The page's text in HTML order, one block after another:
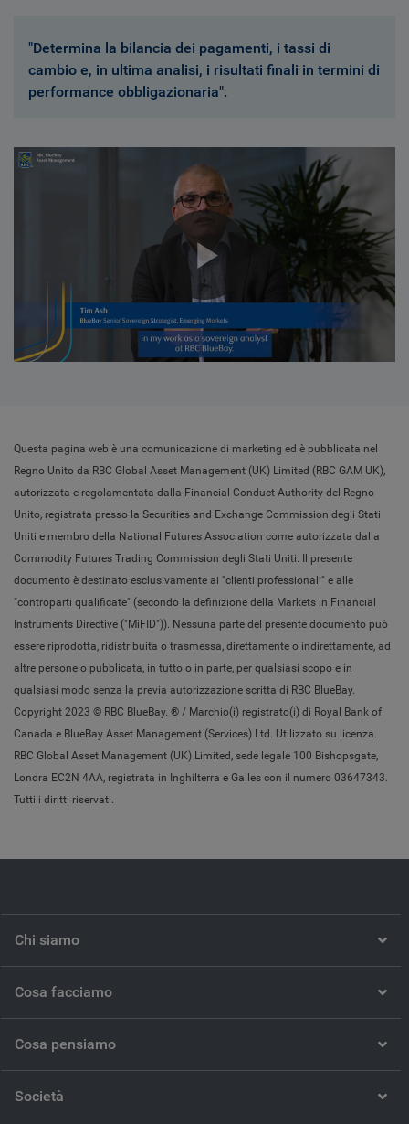
"Determina la bilancia dei pagamenti, i tassi di
cambio e, in ultima analisi, i risultati finali in termini di
performance obbligazionaria".
Play
Questa pagina web è una comunicazione di marketing ed è pubblicata nel
Regno Unito da RBC Global Asset Management (UK) Limited (RBC GAM UK),
autorizzata e regolamentata dalla Financial Conduct Authority del Regno
Unito, registrata presso la Securities and Exchange Commission degli Stati
Uniti e membro della National Futures Association come autorizzata dalla
Commodity Futures Trading Commission degli Stati Uniti. Il presente
documento è destinato esclusivamente ai "clienti professionali" e alle
"controparti qualificate" (secondo la definizione della Markets in Financial
Instruments Directive ("MiFID")). Nessuna parte del presente documento può
essere riprodotta, ridistribuita o trasmessa, direttamente o indirettamente, ad
altre persone o pubblicata, in tutto o in parte, per qualsiasi scopo e in
qualsiasi modo senza la previa autorizzazione scritta di RBC BlueBay.
Copyright 2023 © RBC BlueBay. ® / Marchio(i) registrato(i) di Royal Bank of
Canada e BlueBay Asset Management (Services) Ltd. Utilizzato su licenza.
RBC Global Asset Management (UK) Limited, sede legale 100 Bishopsgate,
Londra EC2N 4AA, registrata in Inghilterra e Galles con il numero 03647343.
Tutti i diritti riservati.
Chi siamo
Cosa facciamo
Cosa pensiamo
Società